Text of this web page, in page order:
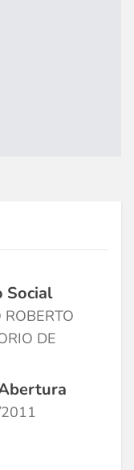
Social
ROBERTO
DE